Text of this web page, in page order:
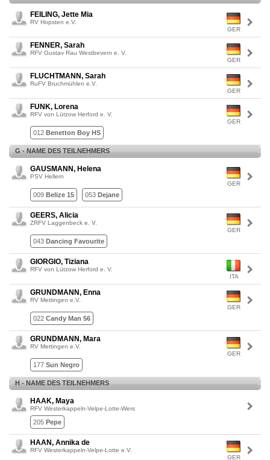
GER
FEILING, Jette Mia
RV Hopsten e.V.
GER
FENNER, Sarah
RFV Gustav Rau Westbevern e. V.
GER
FLUCHTMANN, Sarah
RuFV Bruchmühlen e.V.
GER
FUNK, Lorena
RFV von Lützow Herford e. V.
012 Benetton Boy HS
G - NAME DES TEILNEHMERS
GER
GAUSMANN, Helena
PSV Hellern
009 Belize 15 053 Dejane
GER
GEERS, Alicia
ZRFV Laggenbeck e. V.
043 Dancing Favourite
ITA
GIORGIO, Tiziana
RFV von Lützow Herford e. V.
GER
GRUNDMANN, Enna
RV Mettingen e.V.
022 Candy Man 56
GER
GRUNDMANN, Mara
RV Mettingen e.V.
177 Sun Negro
H - NAME DES TEILNEHMERS
HAAK, Maya
RFV Westerkappeln-Velpe-Lotte-Wers
205 Pepe
GER
HAAN, Annika de
RFV Westerkappeln-Velpe-Lotte e.V.